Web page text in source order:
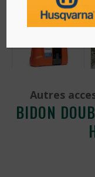
Autres
BIDON